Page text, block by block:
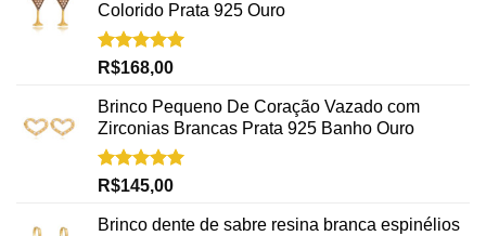
Colorido Prata 925 Ouro
Avaliação
R$168,00
Brinco Pequeno De Coração Vazado com
Zirconias Brancas Prata 925 Banho Ouro
Avaliação
R$145,00
Brinco dente de sabre resina branca espinélios